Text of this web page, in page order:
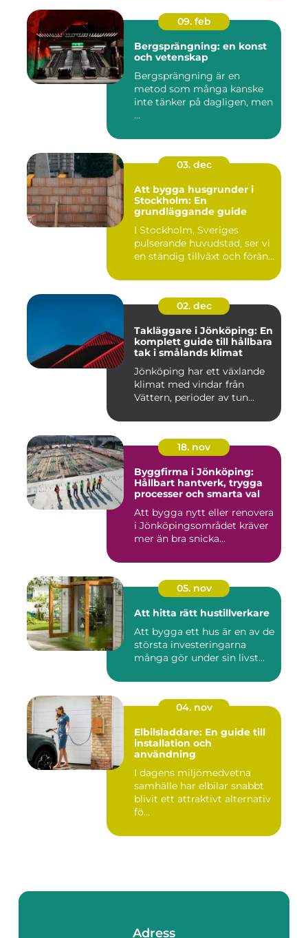
09. feb
Bergsprängning: en konst
och vetenskap
Bergsprängning är en
metod som många kanske
inte tänker på dagligen, men
...
03. dec
Att bygga husgrunder i
Stockholm: En
grundläggande guide
I Stockholm, Sveriges
pulserande huvudstad, ser vi
en ständig tillväxt och förän...
02. dec
Takläggare i Jönköping: En
komplett guide till hållbara
tak i smålands klimat
Jönköping har ett växlande
klimat med vindar från
Vättern, perioder av tun...
18. nov
Byggfirma i Jönköping:
Hållbart hantverk, trygga
processer och smarta val
Att bygga nytt eller renovera
i Jönköpingsområdet kräver
mer än bra snicka...
05. nov
Att hitta rätt hustillverkare
Att bygga ett hus är en av de
största investeringarna
många gör under sin livst...
04. nov
Elbilsladdare: En guide till
installation och
användning
I dagens miljömedvetna
samhälle har elbilar snabbt
blivit ett attraktivt alternativ
fö...
Adress